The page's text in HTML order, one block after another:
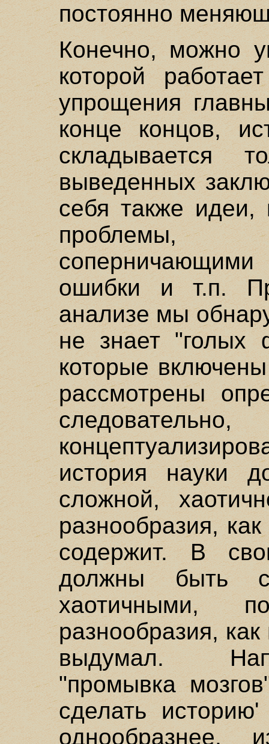
постоянно
Конечно, можно
которой
упрощения
конце концов,
складывается
выведенных
себя также идеи,
ошибки и т.п.
анализе мы
не знает "голых
которые
рассмотрены
история науки
сложной,
разнообразия,
содержит. В
должны быть
хаотичными,
разнообразия,
выдумал.
"промывка
сделать
однообразнее,